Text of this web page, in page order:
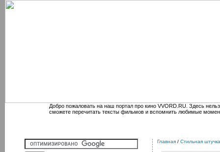
Добро пожаловать на наш портал про кино VVORD.RU. Здесь
сможете перечитать тексты фильмов и вспомнить любимые
Главная / Стильная штучка